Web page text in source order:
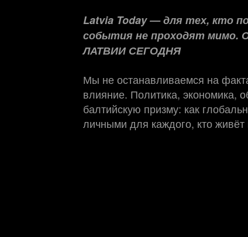
Latvia Today — для тех, кто
события не проходят мимо.
ЛАТВИИ СЕГОДНЯ
Мы не останавливаемся на
влияние. Политика, экономика,
балтийскую призму: как
личными для каждого, кто живёт